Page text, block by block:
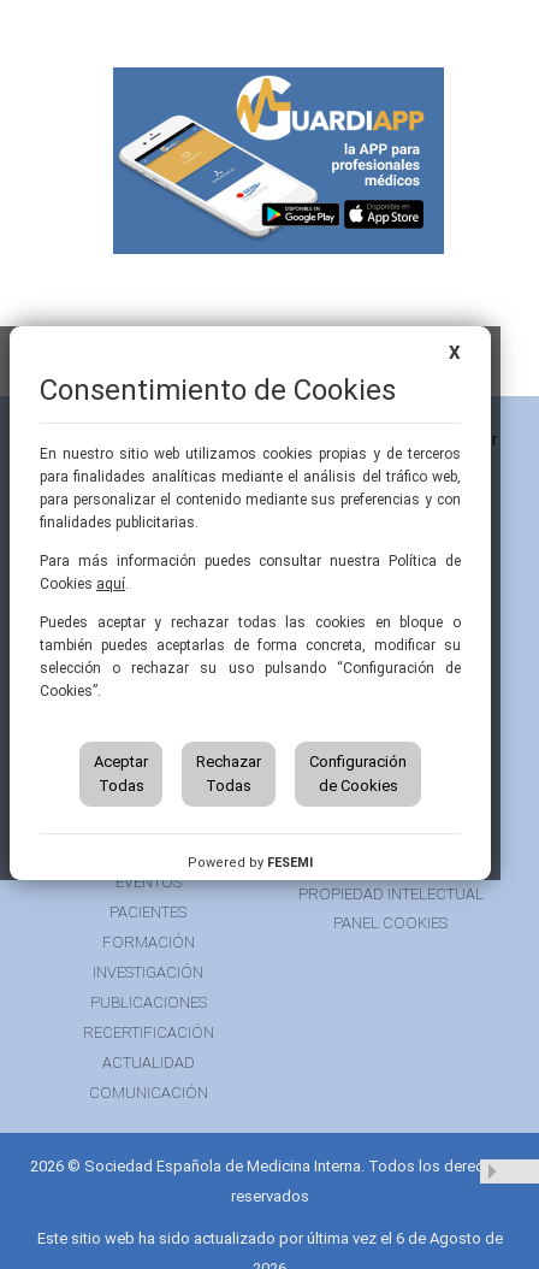
Pintor Ribera, 3
28016 Madrid
91 519 70 80
91 519 70 81
semi@fesemi.org
femi@fesemi.org
ÁREA DE SOCIO
GRUPOS DE TRABAJO
EVENTOS
PACIENTES
FORMACIÓN
INVESTIGACIÓN
PUBLICACIONES
RECERTIFICACIÓN
ACTUALIDAD
COMUNICACIÓN
AVISO LEGAL
AVISO PARA PACIENTES
FINANCIACIÓN
POLÍTICA DE COOKIES
PROPIEDAD INTELECTUAL
PANEL COOKIES
2026 © Sociedad Española de Medicina Interna. Todos los derechos
reservados
Este sitio web ha sido actualizado por última vez el 6 de Agosto de
X
Consentimiento de Cookies
En nuestro sitio web utilizamos cookies propias y de terceros
para finalidades analíticas mediante el análisis del tráfico web,
para personalizar el contenido mediante sus preferencias y con
finalidades publicitarias.
Para más información puedes consultar nuestra Política de
Cookies aquí.
Puedes aceptar y rechazar todas las cookies en bloque o
también puedes aceptarlas de forma concreta, modificar su
selección o rechazar su uso pulsando “Configuración de
Cookies”.
Aceptar
Todas
Rechazar
Todas
Configuración
de Cookies
Powered by FESEMI